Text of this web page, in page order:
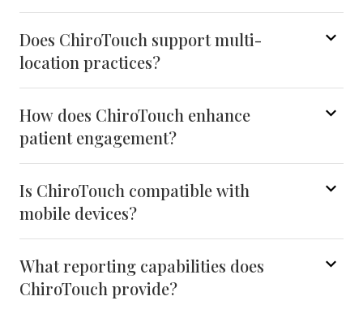
Does ChiroTouch support multi-
location practices?
How does ChiroTouch enhance
patient engagement?
Is ChiroTouch compatible with
mobile devices?
What reporting capabilities does
ChiroTouch provide?